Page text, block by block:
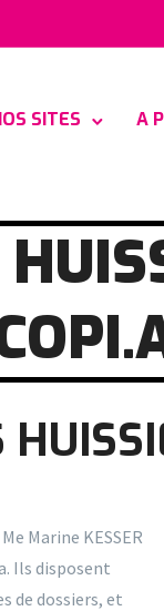
SITES A
Marine KESSER
Ils disposent
de dossiers, et